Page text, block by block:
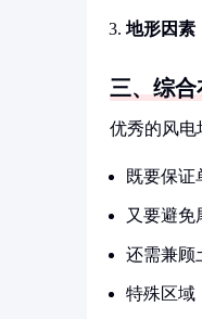
地形因素
三、综
优秀的风电
既要保证
又要避免
还需兼顾
特殊区域